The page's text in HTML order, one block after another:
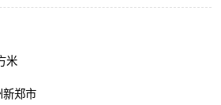
米
新郑市